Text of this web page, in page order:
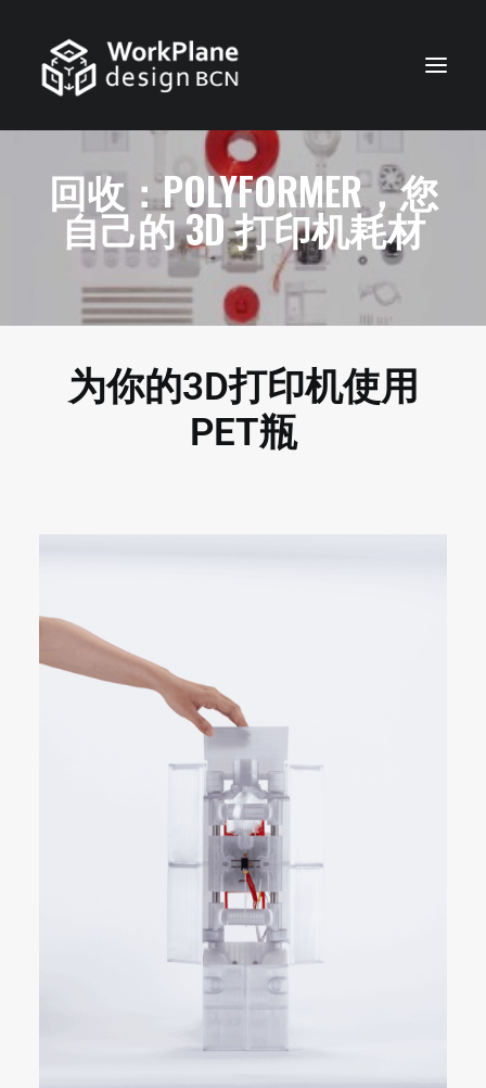
简体中文
首页
我们是谁
服务
工作
联系
SOY HUMANO/A/E
SEARCH
回收：POLYFORMER，您
自己的 3D 打印机耗材
为你的3D打印机使用
PET瓶